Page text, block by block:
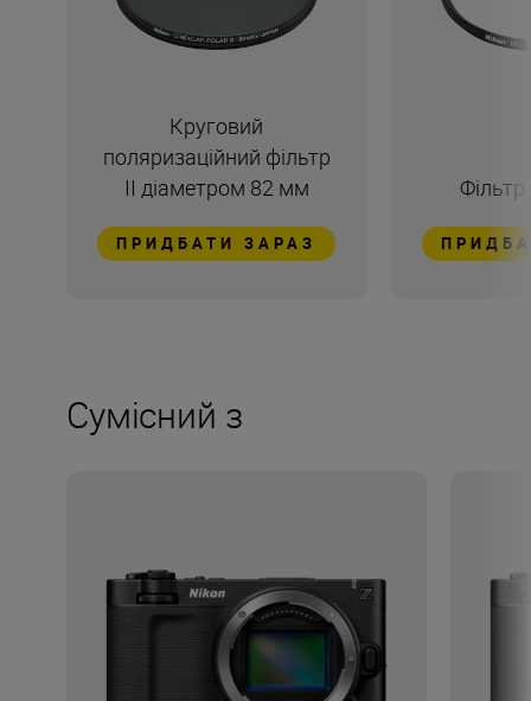
Круговий
поляризаційний фільтр
II діаметром 82 мм
ПРИДБАТИ ЗАРАЗ
Сумісний з